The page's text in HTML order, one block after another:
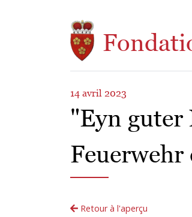
14 avril 2023
"Eyn guter
Feuerwehr
Retour à l'aperçu